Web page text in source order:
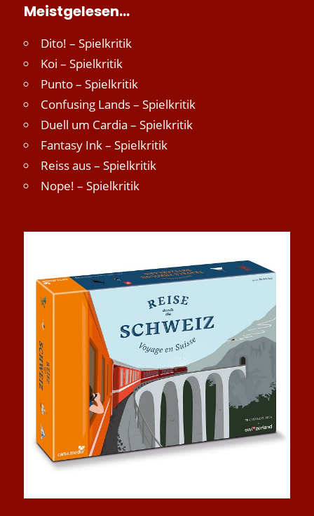
Meistgelesen…
Dito! – Spielkritik
Koi – Spielkritik
Punto – Spielkritik
Confusing Lands – Spielkritik
Duell um Cardia – Spielkritik
Fantasy Ink – Spielkritik
Reiss aus – Spielkritik
Nope! – Spielkritik